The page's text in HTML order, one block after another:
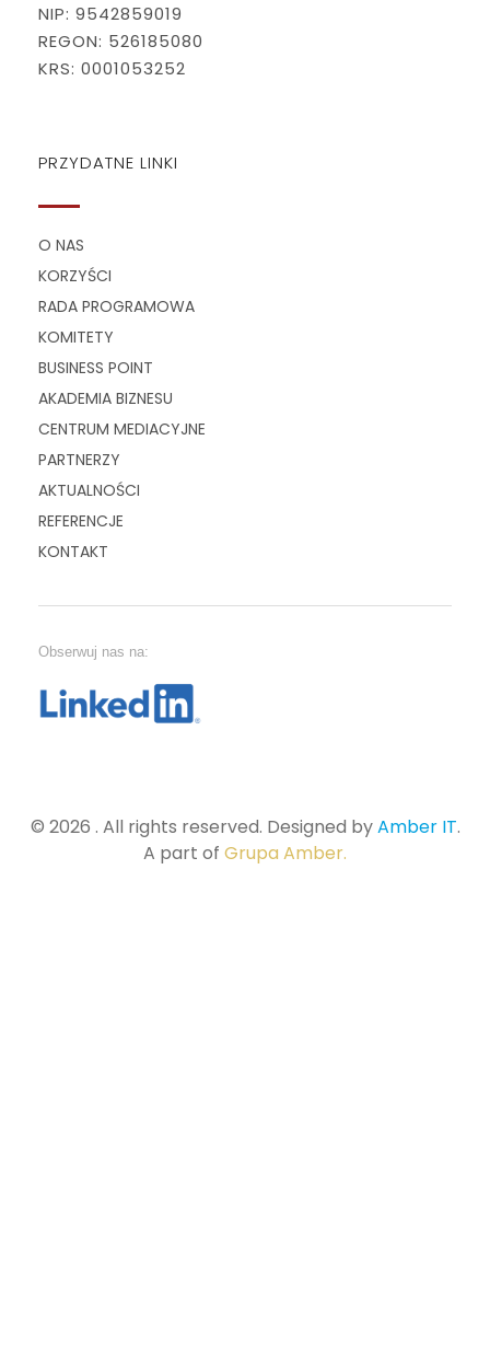
NIP: 9542859019
REGON: 526185080
KRS: 0001053252
PRZYDATNE LINKI
O NAS
KORZYŚCI
RADA PROGRAMOWA
KOMITETY
BUSINESS POINT
AKADEMIA BIZNESU
CENTRUM MEDIACYJNE
PARTNERZY
AKTUALNOŚCI
REFERENCJE
KONTAKT
Obserwuj nas na:
© 2026 . All rights reserved. Designed byAmber IT.
A part of Grupa Amber.